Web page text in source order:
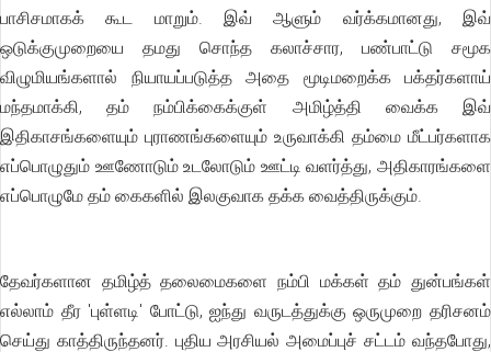
பாசிசமாகக் கூட மாறும். இவ் ஆளும் வர்க்கமானது, இவ்
ஒடுக்குமுறையை தமது சொந்த கலாச்சார, பண்பாட்டு சமூக
விழுமியங்களால் நியாயப்படுத்த அதை மூடிமறைக்க பக்தர்களாய்
மந்தமாக்கி, தம் நம்பிக்கைக்குள் அமிழ்த்தி வைக்க இவ்
இதிகாசங்களையும் புராணங்களையும் உருவாக்கி தம்மை மீட்பர்களாக
எப்பொழுதும் ஊணோடும் உடலோடும் ஊட்டி வளர்த்து, அதிகாரங்களை
எப்பொழுமே தம் கைகளில் இலகுவாக தக்க வைத்திருக்கும்.
தேவர்களான தமிழ்த் தலைமைகளை நம்பி மக்கள் தம் துன்பங்கள்
எல்லாம் தீர 'புள்ளடி' போட்டு, ஐந்து வருடத்துக்கு ஒருமுறை தரிசனம்
செய்து காத்திருந்தனர். புதிய அரசியல் அமைப்புச் சட்டம் வந்தபோது,